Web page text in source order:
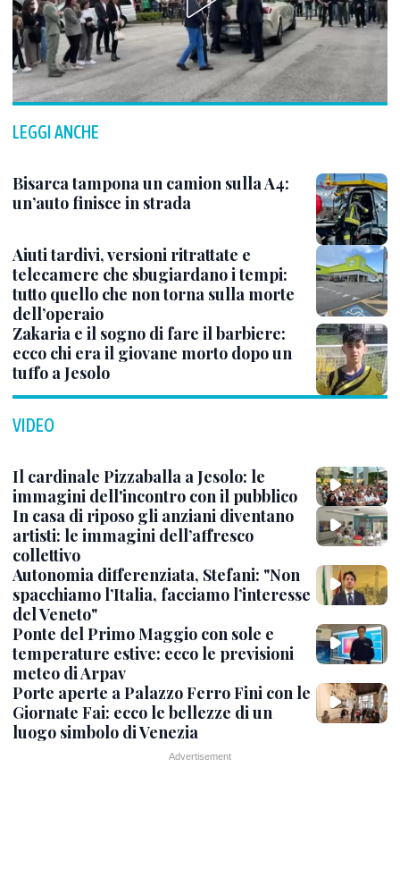
LEGGI ANCHE
Bisarca tampona un camion sulla A4:
un’auto finisce in strada
Aiuti tardivi, versioni ritrattate e
telecamere che sbugiardano i tempi:
tutto quello che non torna sulla morte
dell’operaio
Zakaria e il sogno di fare il barbiere:
ecco chi era il giovane morto dopo un
tuffo a Jesolo
VIDEO
Il cardinale Pizzaballa a Jesolo: le
immagini dell'incontro con il pubblico
In casa di riposo gli anziani diventano
artisti: le immagini dell’affresco
collettivo
Autonomia differenziata, Stefani: "Non
spacchiamo l’Italia, facciamo l’interesse
del Veneto"
Ponte del Primo Maggio con sole e
temperature estive: ecco le previsioni
meteo di Arpav
Porte aperte a Palazzo Ferro Fini con le
Giornate Fai: ecco le bellezze di un
luogo simbolo di Venezia